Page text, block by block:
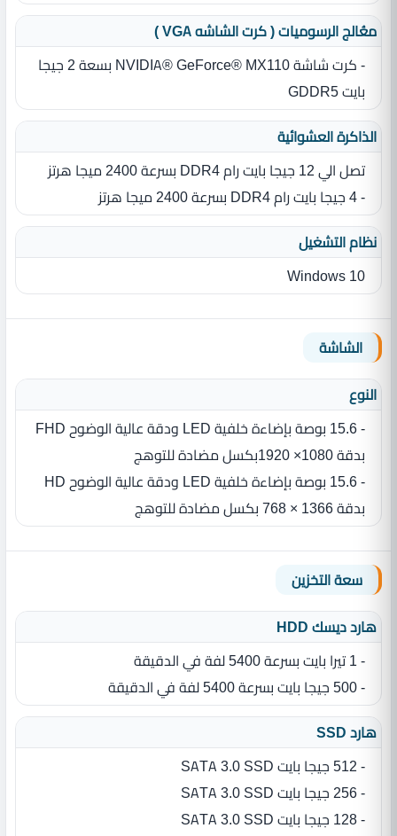
معُالج الرسوميات ( كرت الشاشه VGA )
- كرت شاشة NVIDIA® GeForce® MX110 بسعة 2 جيجا
بايت GDDR5
الذاكرة العشوائية
تصل الي 12 جيجا بايت رام DDR4 بسرعة 2400 ميجا هرتز
- 4 جيجا بايت رام DDR4 بسرعة 2400 ميجا هرتز
نظام التشغيل
Windows 10
الشاشة
النوع
- 15.6 بوصة بإضاءة خلفية LED ودقة عالية الوضوح FHD
بدقة 1080× 1920بكسل مضادة للتوهج
- 15.6 بوصة بإضاءة خلفية LED ودقة عالية الوضوح HD
بدقة 1366 × 768 بكسل مضادة للتوهج
سعة التخزين
هارد ديسك HDD
- 1 تيرا بايت بسرعة 5400 لفة في الدقيقة
- 500 جيجا بايت بسرعة 5400 لفة في الدقيقة
هارد SSD
- 512 جيجا بايت SATA 3.0 SSD
- 256 جيجا بايت SATA 3.0 SSD
- 128 جيجا بايت SATA 3.0 SSD